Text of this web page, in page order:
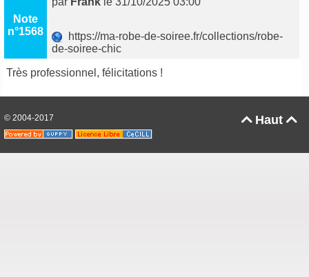
Note
n°1568
https://ma-robe-de-soiree.fr/collections/robe-
de-soiree-chic
Très professionnel, félicitations !
Haut 
© 2004-2017